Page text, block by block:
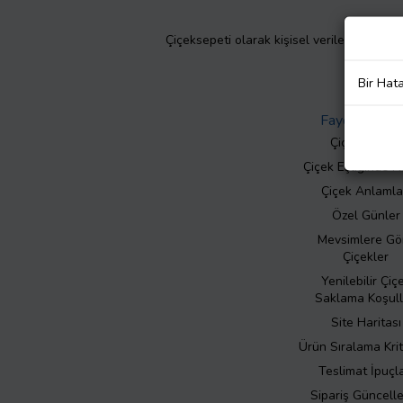
Çiçeksepeti olarak kişisel verilerinizin
Faydalı Bilgiler
Çiçek Bakımı
Çiçek Eşliğinde
Çiçek
Özel Günler
Mevsimlere
Çiçekler
Yenilebilir
Saklama
Site Haritası
Ürün Sıralama
Teslimat
Sipariş
Bir